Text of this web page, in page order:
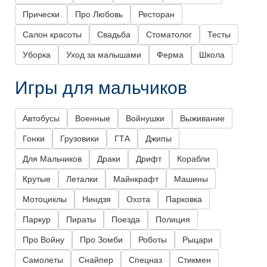
Прически Про Любовь Ресторан
Салон красоты Свадьба Стоматолог Тесты
Уборка Уход за малышами Ферма Школа
Игры для мальчиков
Автобусы Военные Войнушки Выживание
Гонки Грузовики ГТА Джипы
Для Мальчиков Драки Дрифт Корабли
Крутые Леталки Майнкрафт Машины
Мотоциклы Ниндзя Охота Парковка
Паркур Пираты Поезда Полиция
Про Войну Про Зомби Роботы Рыцари
Самолеты Снайпер Спецназ Стикмен